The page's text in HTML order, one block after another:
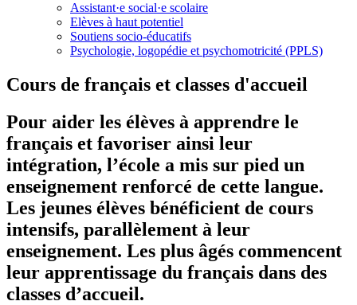
Assistant·e social·e scolaire
Elèves à haut potentiel
Soutiens socio-éducatifs
Psychologie, logopédie et psychomotricité (PPLS)
Cours de français et classes d'accueil
Pour aider les élèves à apprendre le
français et favoriser ainsi leur
intégration, l’école a mis sur pied un
enseignement renforcé de cette langue.
Les jeunes élèves bénéficient de cours
intensifs, parallèlement à leur
enseignement. Les plus âgés commencent
leur apprentissage du français dans des
classes d’accueil.